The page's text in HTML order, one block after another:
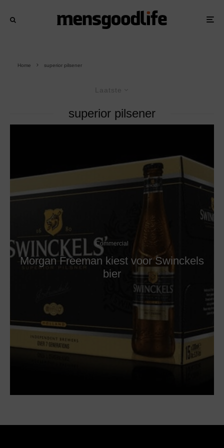
Home superior pilsener
Laatste
superior pilsener
Commercial
Morgan Freeman kiest voor Swinckels
bier